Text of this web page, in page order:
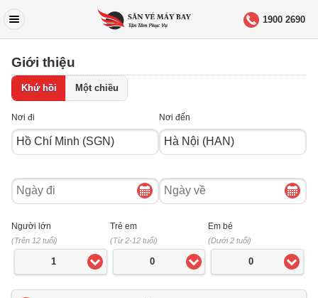
1900 2690
Giới thiệu
Khứ hồi Một chiều
Nơi đi Nơi đến
Ngày
đi
Ngày
về
Người lớn
(Trên 12 tuổi)
1
Trẻ em
(Từ 2-12 tuổi)
0
Em bé
(Dưới 2 tuổi)
0